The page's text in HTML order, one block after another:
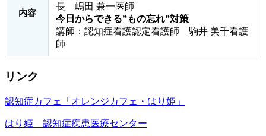
内容
長 嶋田 兼一医師
今日からできる”もの忘れ”対策
講師：認知症看護認定看護師 駒井 美千看護
師
リンク
認知症カフェ「オレンジカフェ・はり姫」
はり姫 認知症疾患医療センター